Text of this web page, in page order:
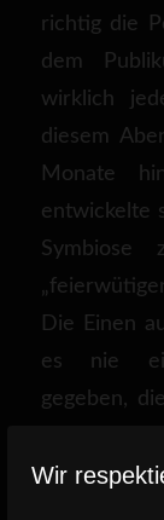
Wir
richtig die
dem
wirklich
diesem
Monate
entwickelte
Die Einen
es nie
gegeben,
tanzten zu